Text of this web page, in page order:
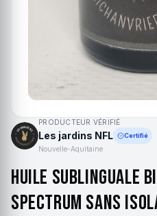
PRODUCTEUR VÉRIFIÉ
Les jardins NFL Certifié
Nouvelle-Aquitaine
Huile sublinguale
spectrum sans